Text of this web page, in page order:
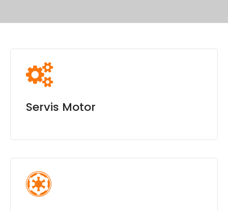
Servis Motor